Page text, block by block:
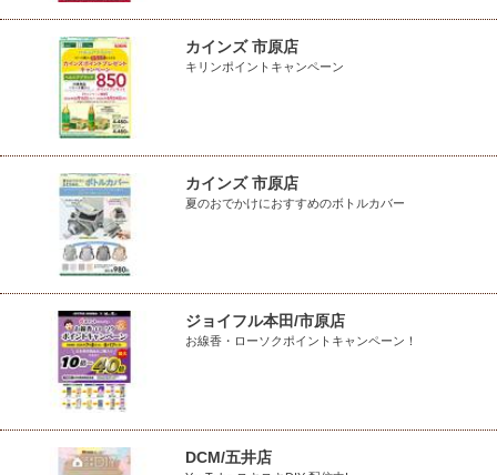
カインズ 市原店
キリンポイントキャンペーン
カインズ 市原店
夏のおでかけにおすすめのボトルカバー
ジョイフル本田/市原店
お線香・ローソクポイントキャンペーン！
DCM/五井店